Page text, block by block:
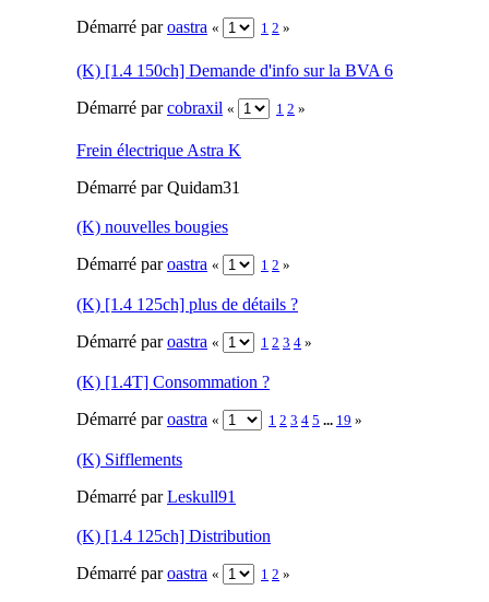
Démarré paroastra « 1 2 »
(K) [1.4 150ch] Demande d'info sur la BVA 6
Démarré parcobraxil « 1 2 »
Frein électrique Astra K
Démarré par Quidam31
(K) nouvelles bougies
Démarré paroastra « 1 2 »
(K) [1.4 125ch] plus de détails ?
Démarré paroastra « 1 2 3 4 »
(K) [1.4T] Consommation ?
Démarré paroastra « 1 2 3 4 5 ... 19 »
(K) Sifflements
Démarré parLeskull91
(K) [1.4 125ch] Distribution
Démarré paroastra « 1 2 »